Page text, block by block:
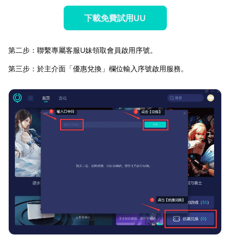
下載免費試用UU
第二步：聯繫專屬客服U妹領取會員啟用序號。
第三步：於主介面「優惠兌換」欄位輸入序號啟用服務。